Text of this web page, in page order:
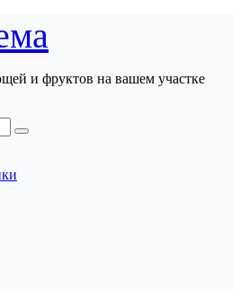
и фруктов на вашем участке